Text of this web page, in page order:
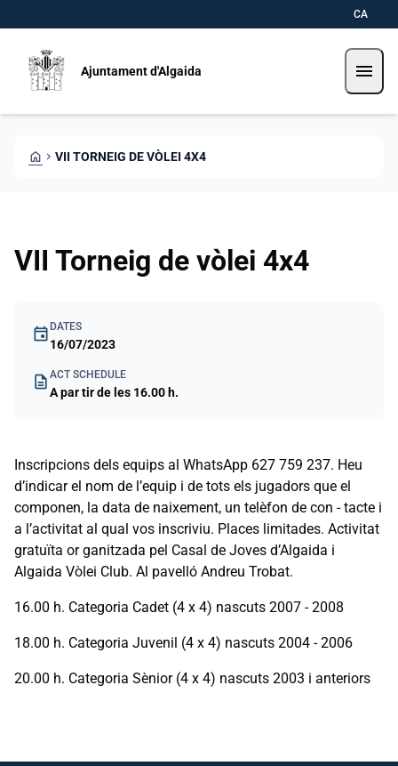
CA
Ajuntament d'Algaida menu
HOME CHEVRON_RIGHT VII TORNEIG DE VÒLEI 4X4
VII Torneig de vòlei 4x4
event DATES
16/07/2023
description ACT SCHEDULE
A par tir de les 16.00 h.
Inscripcions dels equips al WhatsApp 627 759 237. Heu
d’indicar el nom de l’equip i de tots els jugadors que el
componen, la data de naixement, un telèfon de con - tacte i
a l’activitat al qual vos inscriviu. Places limitades. Activitat
gratuïta or ganitzada pel Casal de Joves d’Algaida i
Algaida Vòlei Club. Al pavelló Andreu Trobat.
16.00 h. Categoria Cadet (4 x 4) nascuts 2007 - 2008
18.00 h. Categoria Juvenil (4 x 4) nascuts 2004 - 2006
20.00 h. Categoria Sènior (4 x 4) nascuts 2003 i anteriors